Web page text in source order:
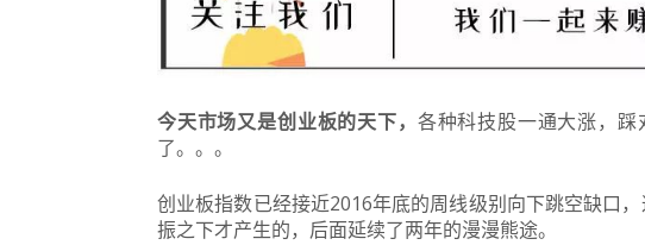
今天市场又是创业板的天下， 各种科技股一通大涨，
了。 。 。
创业板指数已经接近2016年底的周线级别向下跳空缺口
振之下才产生的，后面延续了两年的漫漫熊途。